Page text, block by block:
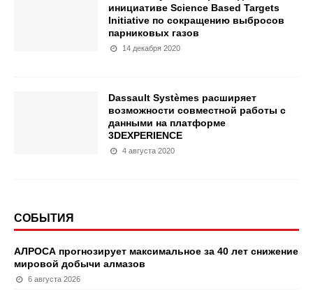
инициативе Science Based Targets
Initiative по сокращению выбросов
парниковых газов
14 декабря 2020
Dassault Systèmes расширяет
возможности совместной работы с
данными на платформе
3DEXPERIENCE
4 августа 2020
СОБЫТИЯ
АЛРОСА прогнозирует максимальное за 40 лет снижение
мировой добычи алмазов
6 августа 2026